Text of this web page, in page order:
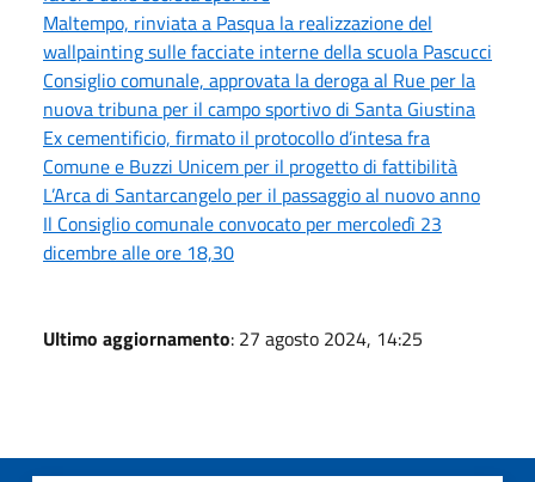
Maltempo, rinviata a Pasqua la realizzazione del
wallpainting sulle facciate interne della scuola Pascucci
Consiglio comunale, approvata la deroga al Rue per la
nuova tribuna per il campo sportivo di Santa Giustina
Ex cementificio, firmato il protocollo d’intesa fra
Comune e Buzzi Unicem per il progetto di fattibilità
L’Arca di Santarcangelo per il passaggio al nuovo anno
Il Consiglio comunale convocato per mercoledì 23
dicembre alle ore 18,30
Ultimo aggiornamento: 27 agosto 2024, 14:25